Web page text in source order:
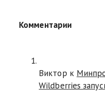
Комментарии
Виктор к
Wildberries